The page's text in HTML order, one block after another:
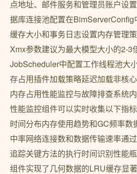
点地址、邮件服务和管理员账户设
据库连接池配置在
缓存大小和事务日志设置内存管理
Xmx参数建议为最大模型大小的2-3
JobScheduler中配置工作线程池大
存占用插件加载策略延迟加载非核
内存占用性能监控与故障排查系统
性能监控组件可以实时收集以下指
时间分布内存使用趋势和GC频率数
中率网络连接数和数据传输速率通
追踪关键方法的执行时间识别性能
组件实现了几何数据的LRU缓存显